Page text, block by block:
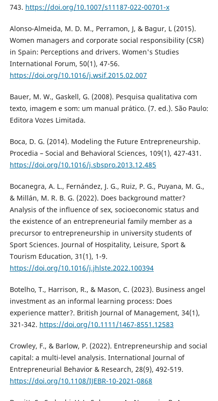
743. https://doi.org/10.1007/s11187-022-00701-x
Alonso-Almeida, M. D. M., Perramon, J, & Bagur, L (2015).
Women managers and corporate social responsibility (CSR)
in Spain: Perceptions and drivers. Women's Studies
International Forum, 50(1), 47-56.
https://doi.org/10.1016/j.wsif.2015.02.007
Bauer, M. W., Gaskell, G. (2008). Pesquisa qualitativa com
texto, imagem e som: um manual prático. (7. ed.). São Paulo:
Editora Vozes Limitada.
Boca, D. G. (2014). Modeling the Future Entrepreneurship.
Procedia – Social and Behavioral Sciences, 109(1), 427-431.
https://doi.org/10.1016/j.sbspro.2013.12.485
Bocanegra, A. L., Fernández, J. G., Ruiz, P. G., Puyana, M. G.,
& Millán, M. R. B. G. (2022). Does background matter?
Analysis of the influence of sex, socioeconomic status and
the existence of an entrepreneurial family member as a
precursor to entrepreneurship in university students of
Sport Sciences. Journal of Hospitality, Leisure, Sport &
Tourism Education, 31(1), 1-9.
https://doi.org/10.1016/j.jhlste.2022.100394
Botelho, T., Harrison, R., & Mason, C. (2023). Business angel
investment as an informal learning process: Does
experience matter?. British Journal of Management, 34(1),
321-342. https://doi.org/10.1111/1467-8551.12583
Crowley, F., & Barlow, P. (2022). Entrepreneurship and social
capital: a multi-level analysis. International Journal of
Entrepreneurial Behavior & Research, 28(9), 492-519.
https://doi.org/10.1108/IJEBR-10-2021-0868